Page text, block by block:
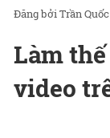
Trần
Làm
video